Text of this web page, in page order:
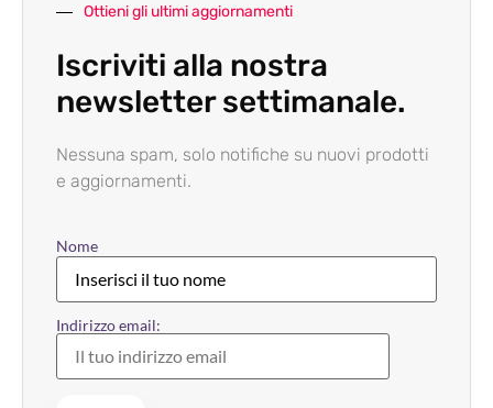
Ottieni gli ultimi aggiornamenti
Iscriviti alla nostra
newsletter settimanale.
Nessuna spam, solo notifiche su nuovi prodotti
e aggiornamenti.
Nome
Indirizzo email: